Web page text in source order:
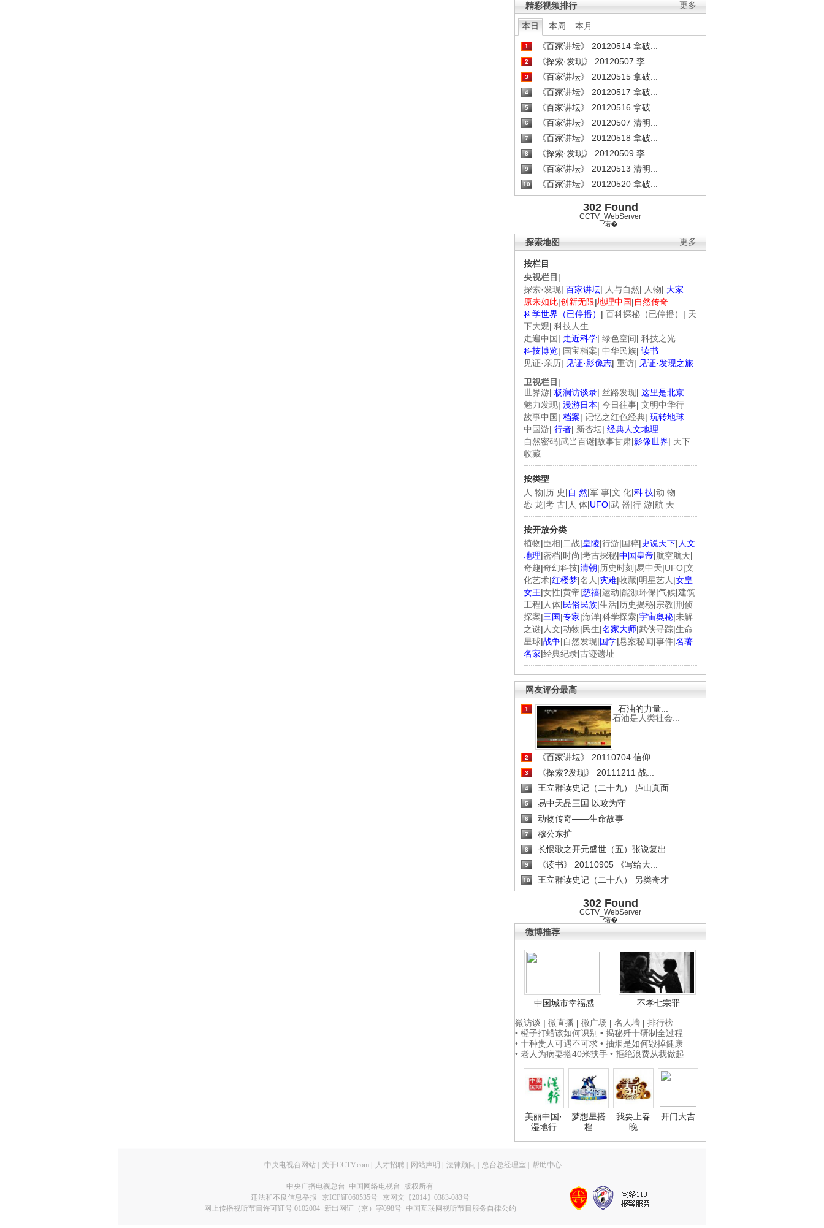
更多
精彩视频排行
本日 本周 本月
1 《百家讲坛》 20120514 拿破...
2 《探索·发现》 20120507 李...
3 《百家讲坛》 20120515 拿破...
4 《百家讲坛》 20120517 拿破...
5 《百家讲坛》 20120516 拿破...
6 《百家讲坛》 20120507 清明...
7 《百家讲坛》 20120518 拿破...
8 《探索·发现》 20120509 李...
9 《百家讲坛》 20120513 清明...
10 《百家讲坛》 20120520 拿破...
302 Found
CCTV_WebServer
锘�
更多
探索地图
按栏目
央视栏目 |
探索·发现| 百家讲坛| 人与自然| 人物| 大家
原来如此|创新无限|地理中国|自然传奇
科学世界（已停播） | 百科探秘（已停播） | 天
下大观| 科技人生
走遍中国| 走近科学| 绿色空间| 科技之光
科技博览| 国宝档案| 中华民族| 读书
见证·亲历| 见证·影像志| 重访| 见证·发现之旅
卫视栏目 |
世界游| 杨澜访谈录| 丝路发现| 这里是北京
魅力发现| 漫游日本| 今日往事| 文明中华行
故事中国| 档案| 记忆之红色经典| 玩转地球
中国游| 行者| 新杏坛| 经典人文地理
自然密码|武当百谜|故事甘肃|影像世界| 天下
收藏
按类型
人 物|历 史|自 然|军 事|文 化|科 技|动 物
恐 龙|考 古| 人 体|UFO|武 器|行 游|航 天
按开放分类
植物|臣相|二战|皇陵|行游|国粹|史说天下| 人文
地理|密档|时尚|考古探秘|中国皇帝|航空航天|
奇趣|奇幻科技|清朝|历史时刻 |易中天|UFO|文
化艺术|红楼梦|名人 |灾难|收藏|明星艺人 |女皇
女王|女性|黄帝|慈禧|运动|能源环保|气候|建筑
工程| 人体|民俗民族|生活|历史揭秘|宗教|刑侦
探案|三国|专家|海洋|科学探索|宇宙奥秘|未解
之谜| 人文|动物|民生|名家大师|武侠寻踪|生命
星球|战争|自然发现|国学|悬案秘闻|事件|名著
名家|经典纪录|古迹遗址
网友评分最高
1
石油的力量...
石油是人类社会...
2 《百家讲坛》 20110704 信仰...
3 《探索?发现》 20111211 战...
4 王立群读史记（二十九） 庐山真面
5 易中天品三国 以攻为守
6 动物传奇——生命故事
7 穆公东扩
8 长恨歌之开元盛世（五）张说复出
9 《读书》 20110905 《写给大...
10 王立群读史记（二十八） 另类奇才
302 Found
CCTV_WebServer
锘�
微博推荐
中国城市幸福感
不孝七宗罪
微访谈 | 微直播 | 微广场 | 名人墙 | 排行榜
• 橙子打蜡该如何识别 • 揭秘歼十研制全过程
• 十种贵人可遇不可求 • 抽烟是如何毁掉健康
• 老人为病妻搭40米扶手 • 拒绝浪费从我做起
美丽中国·
湿地行
梦想星搭
档
我要上春
晚
开门大吉
中央电视台网站 关于CCTV.com 人才招聘 网站声明 法律顾问 总台总经理室 帮助中心
中央广播电视总台 中国网络电视台 版权所有
违法和不良信息举报
京ICP证060535号
京网文【2014】0383-083号
网上传播视听节目许可证号 0102004 新出网证（京）字098号 中国互联网视听节目服务自律公约